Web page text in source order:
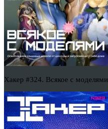
Хакер #324. Всякое с моделями